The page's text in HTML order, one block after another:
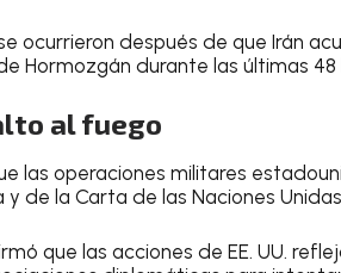
después de que Irán
Hormozgán durante las últimas 48
al fuego
las operaciones militares
de la Carta de las Naciones
que las acciones de EE. UU.